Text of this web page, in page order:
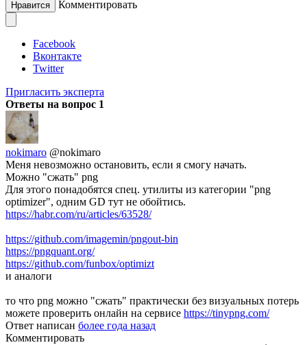
Нравится Комментировать
Facebook
Вконтакте
Twitter
Пригласить эксперта
Ответы на вопрос 1
nokimaro @nokimaro
Меня невозможно остановить, если я смогу начать.
Можно "сжать" png
Для этого понадобятся спец. утилиты из категории "png
optimizer", одним GD тут не обойтись.
https://habr.com/ru/articles/63528/
https://github.com/imagemin/pngout-bin
https://pngquant.org/
https://github.com/funbox/optimizt
и аналоги
то что png можно "сжать" практически без визуальных потерь
можете проверить онлайн на сервисе https://tinypng.com/
Ответ написан более года назад
Комментировать